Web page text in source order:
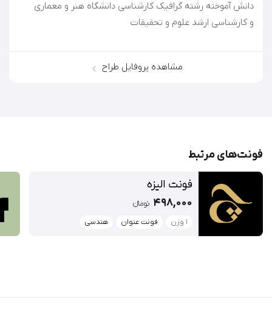
و کارشناسی ارشد علوم و تحقيقات
مشاهده پروفایل طراح
فونت‌‌های مرتبط
فونت الیزه
498,000 تومان‫ء‬‫
1 وزن
فونت عنوان هندسی